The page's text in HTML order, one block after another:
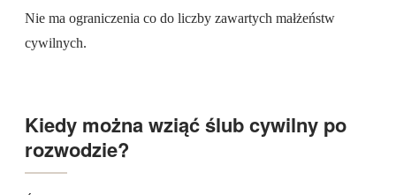
Nie ma ograniczenia co do liczby zawartych małżeństw
cywilnych.
Kiedy można wziąć ślub cywilny po
rozwodzie?